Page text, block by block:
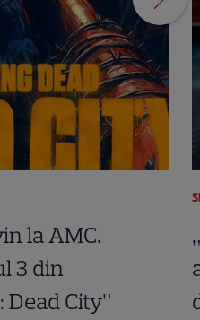
la AMC.
3 din
City”